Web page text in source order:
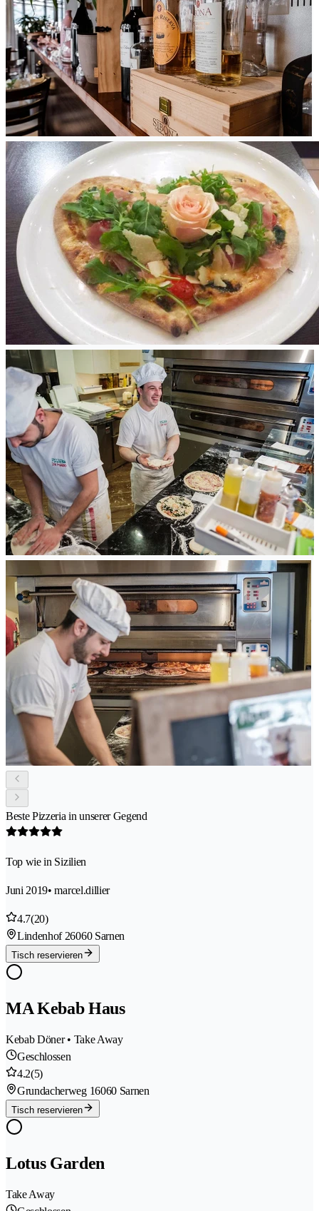
Beste Pizzeria in unserer Gegend
Top wie in Sizilien
Juni 2019• marcel.dillier
4.7(20)
Lindenhof 26060 Sarnen
Tisch reservieren
MA Kebab Haus
Kebab Döner • Take Away
Geschlossen
4.2(5)
Grundacherweg 16060 Sarnen
Tisch reservieren
Lotus Garden
Take Away